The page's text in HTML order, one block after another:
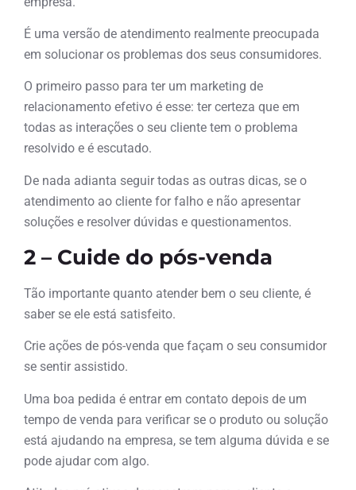
É uma versão de atendimento realmente preocupada
em solucionar os problemas dos seus consumidores.
O primeiro passo para ter um marketing de
relacionamento efetivo é esse: ter certeza que em
todas as interações o seu cliente tem o problema
resolvido e é escutado.
De nada adianta seguir todas as outras dicas, se o
atendimento ao cliente for falho e não apresentar
soluções e resolver dúvidas e questionamentos.
2 – Cuide do pós-venda
Tão importante quanto atender bem o seu cliente, é
saber se ele está satisfeito.
Crie ações de pós-venda que façam o seu consumidor
se sentir assistido.
Uma boa pedida é entrar em contato depois de um
tempo de venda para verificar se o produto ou solução
está ajudando na empresa, se tem alguma dúvida e se
pode ajudar com algo.